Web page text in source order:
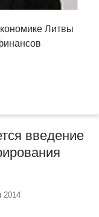
Литвы
введение
2014